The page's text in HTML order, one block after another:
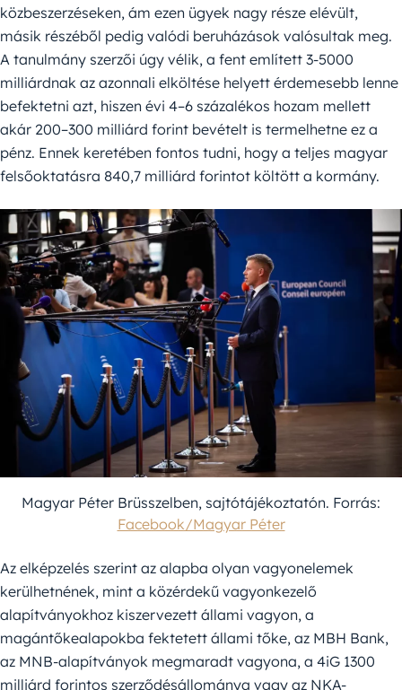
közbeszerzéseken, ám ezen ügyek nagy része elévült,
másik részéből pedig valódi beruházások valósultak meg.
A tanulmány szerzői úgy vélik, a fent említett 3-5000
milliárdnak az azonnali elköltése helyett érdemesebb lenne
befektetni azt, hiszen évi 4–6 százalékos hozam mellett
akár 200–300 milliárd forint bevételt is termelhetne ez a
pénz. Ennek keretében fontos tudni, hogy a teljes magyar
felsőoktatásra 840,7 milliárd forintot költött a kormány.
Magyar Péter Brüsszelben, sajtótájékoztatón. Forrás:
Facebook/Magyar Péter
Az elképzelés szerint az alapba olyan vagyonelemek
kerülhetnének, mint a közérdekű vagyonkezelő
alapítványokhoz kiszervezett állami vagyon, a
magántőkealapokba fektetett állami tőke, az MBH Bank,
az MNB-alapítványok megmaradt vagyona, a 4iG 1300
milliárd forintos szerződésállománya vagy az NKA-